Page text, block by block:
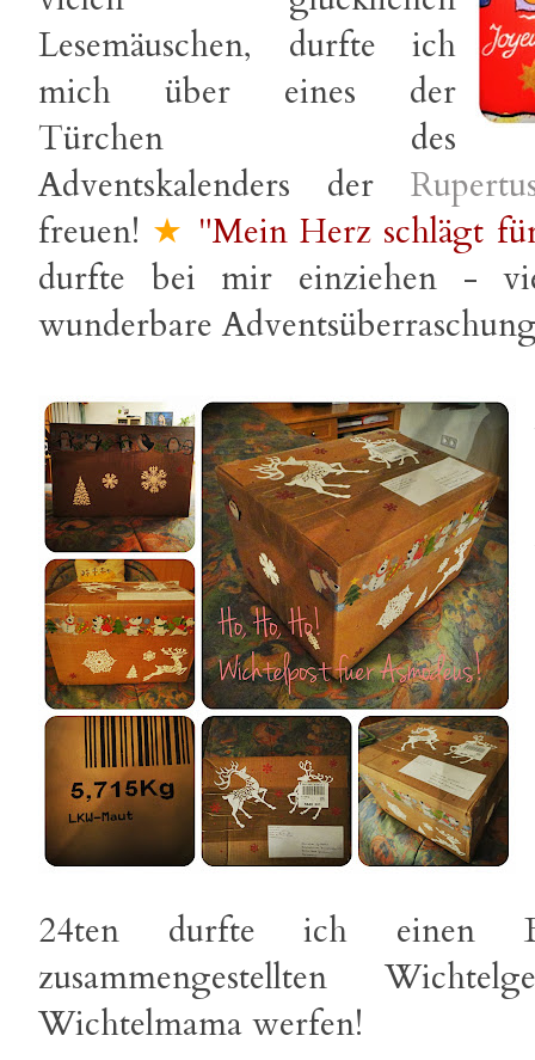
Lesemäuschen, durfte ich
mich über eines der
Türchen des
Adventskalenders der
freuen! ★ "Mein Herz schlägt
durfte bei mir einziehen -
wunderbare
24ten durfte ich einen
zusammengestellten
Wichtelmama werfen!